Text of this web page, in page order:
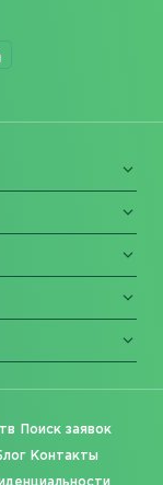
Поиск заявок
Контакты